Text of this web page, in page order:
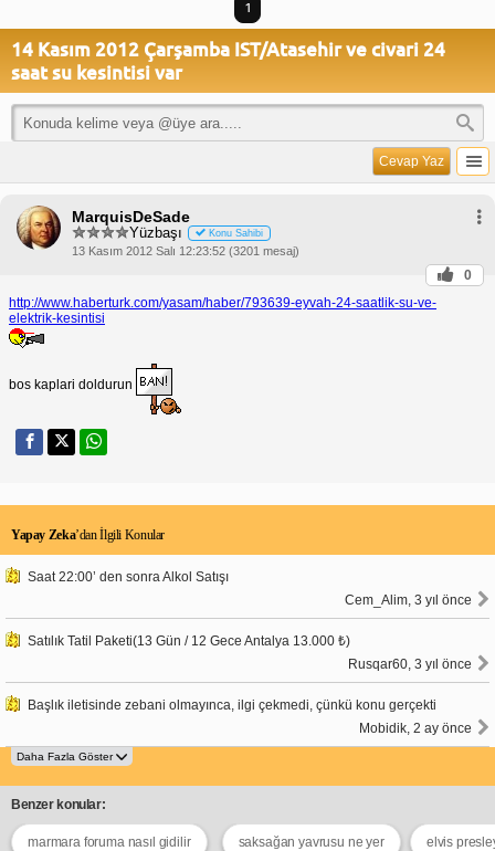
1
14 Kasım 2012 Çarşamba IST/Atasehir ve civari 24
saat su kesintisi var
Cevap Yaz
MarquisDeSade
Yüzbaşı Konu Sahibi
13 Kasım 2012 Salı 12:23:52 (3201 mesaj)
0
http://www.haberturk.com/yasam/haber/793639-eyvah-24-saatlik-su-ve-
elektrik-kesintisi
bos kaplari doldurun
Yapay Zeka’dan İlgili Konular
Saat 22:00’ den sonra Alkol Satışı
Cem_Alim, 3 yıl önce
Satılık Tatil Paketi(13 Gün / 12 Gece Antalya 13.000 ₺)
Rusqar60, 3 yıl önce
Başlık iletisinde zebani olmayınca, ilgi çekmedi, çünkü konu gerçekti
Mobidik, 2 ay önce
Benzer konular:
marmara foruma nasıl gidilir saksağan yavrusu ne yer elvis